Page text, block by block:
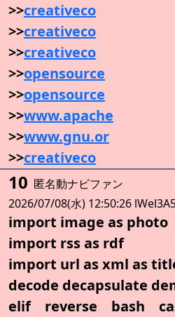
>>creativeco
>>creativeco
>>creativeco
>>opensource
>>opensource
>>www.apache
>>www.gnu.or
>>creativeco
10 匿名動ナビファン
2026/07/08(水) 12:50:26
import image as photo
import rss as rdf
import url as xml as
decode decapsulate
elif reverse bash